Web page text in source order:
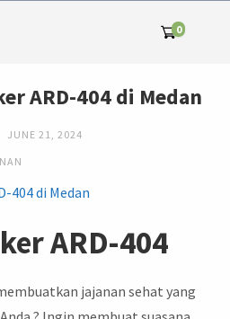
0
ARD-404 di Medan
JUNE 21, 2024
ARD-404
jajanan sehat yang